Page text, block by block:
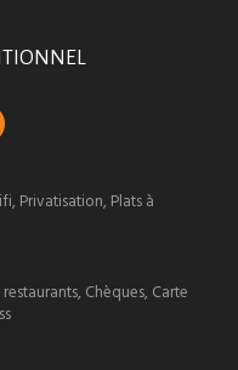
Privatisation, Plats à
Chèques, Carte